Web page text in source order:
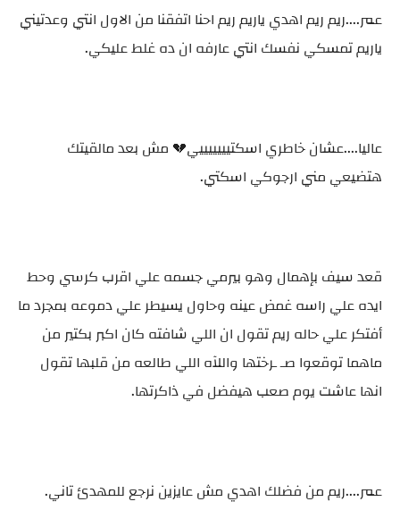
عمر....ريم ريم اهدي ياريم ريم احنا اتفقنا من الاول انتي وعدتيني
ياريم تمسكي نفسك انتي عارفه ان ده غلط عليكي.
عاليا....عشان خاطري اسكتيييييييي💔 مش بعد مالقيتك
هتضيعي مني ارجوكي اسكتي.
قعد سيف بإهمال وهو بيرمي جسمه علي اقرب كرسي وحط
ايده علي راسه غمض عينه وحاول يسيطر علي دموعه بمجرد ما
أفتكر علي حاله ريم تقول ان اللي شافته كان اكبر بكتير من
ماهما توقعوا صـ ـرختها واللآه اللي طالعه من قلبها تقول
انها عاشت يوم صعب هيفضل في ذاكرتها.
عمر....ريم من فضلك اهدي مش عايزين نرجع للمهدئ تاني.